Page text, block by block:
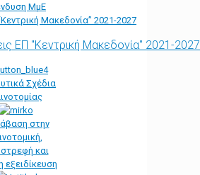
ΜμΕ
Μακεδονία” 2021-2027
ΕΠ "Κεντρική Μακεδονία" 2021-2027
Σχέδια
στην
και
εξειδίκευση